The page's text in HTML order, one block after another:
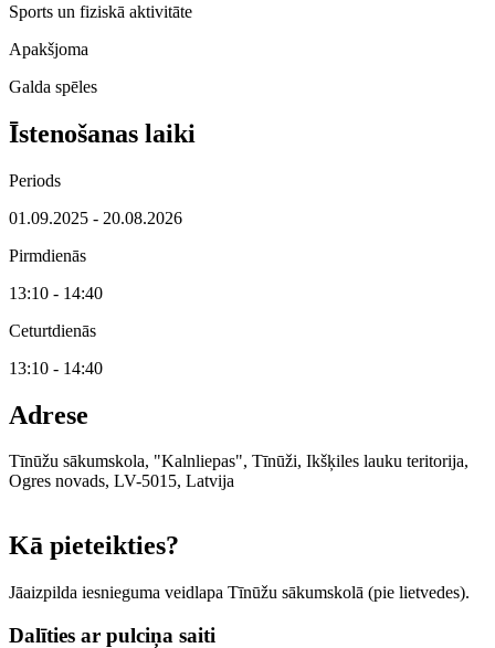
Sports un fiziskā aktivitāte
Apakšjoma
Galda spēles
Īstenošanas laiki
Periods
01.09.2025 - 20.08.2026
Pirmdienās
13:10 - 14:40
Ceturtdienās
13:10 - 14:40
Adrese
Tīnūžu sākumskola, "Kalnliepas", Tīnūži, Ikšķiles lauku teritorija,
Ogres novads, LV-5015, Latvija
Kā pieteikties?
Jāaizpilda iesnieguma veidlapa Tīnūžu sākumskolā (pie lietvedes).
Dalīties ar pulciņa saiti